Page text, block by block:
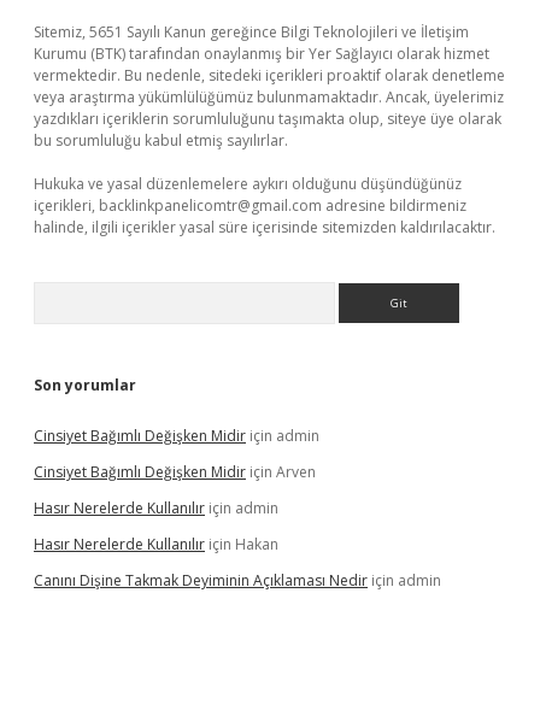
Sitemiz, 5651 Sayılı Kanun gereğince Bilgi Teknolojileri ve İletişim
Kurumu (BTK) tarafından onaylanmış bir Yer Sağlayıcı olarak hizmet
vermektedir. Bu nedenle, sitedeki içerikleri proaktif olarak denetleme
veya araştırma yükümlülüğümüz bulunmamaktadır. Ancak, üyelerimiz
yazdıkları içeriklerin sorumluluğunu taşımakta olup, siteye üye olarak
bu sorumluluğu kabul etmiş sayılırlar.
Hukuka ve yasal düzenlemelere aykırı olduğunu düşündüğünüz
içerikleri, backlinkpanelicomtr@gmail.com adresine bildirmeniz
halinde, ilgili içerikler yasal süre içerisinde sitemizden kaldırılacaktır.
Son yorumlar
Cinsiyet Bağımlı Değişken Midir için admin
Cinsiyet Bağımlı Değişken Midir için Arven
Hasır Nerelerde Kullanılır için admin
Hasır Nerelerde Kullanılır için Hakan
Canını Dişine Takmak Deyiminin Açıklaması Nedir için admin